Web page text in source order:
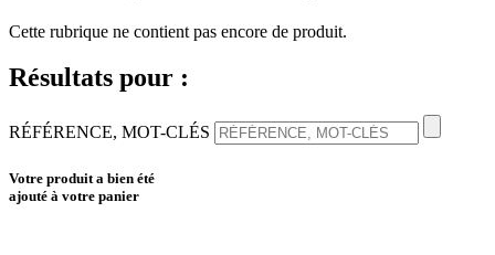
Cette rubrique ne contient pas encore de produit.
Résultats pour :
RÉFÉRENCE, MOT-CLÉS
Votre produit a bien été
ajouté à votre panier